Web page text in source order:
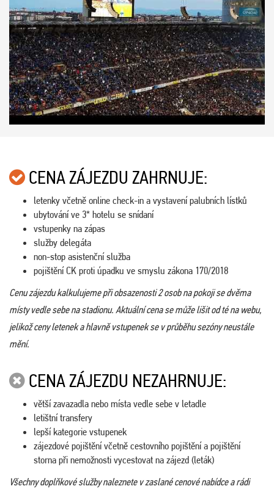
CENA ZÁJEZDU ZAHRNUJE:
letenky včetně online check-in a vystavení palubních lístků
ubytování ve 3* hotelu se snídaní
vstupenky na zápas
služby delegáta
non-stop asistenční služba
pojištění CK proti úpadku ve smyslu zákona 170/2018
Cenu zájezdu kalkulujeme při obsazenosti 2 osob na pokoji se dvěma
místy vedle sebe na stadionu. Aktuální cena se může lišit od té na webu,
jelikož ceny letenek a hlavně vstupenek se v průběhu sezóny neustále
mění.
CENA ZÁJEZDU NEZAHRNUJE:
větší zavazadla nebo místa vedle sebe v letadle
letištní transfery
lepší kategorie vstupenek
zájezdové pojištění včetně cestovního pojištění a pojištění
storna při nemožnosti vycestovat na zájezd (leták)
Všechny doplňkové služby naleznete v zaslané cenové nabídce a rádi